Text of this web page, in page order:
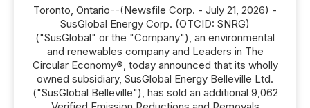
Toronto, Ontario--(Newsfile Corp. - July 21, 2026) -
SusGlobal Energy Corp. (OTCID: SNRG)
("SusGlobal" or the "Company"), an environmental
and renewables company and Leaders in The
Circular Economy®, today announced that its wholly
owned subsidiary, SusGlobal Energy Belleville Ltd.
("SusGlobal Belleville"), has sold an additional 9,062